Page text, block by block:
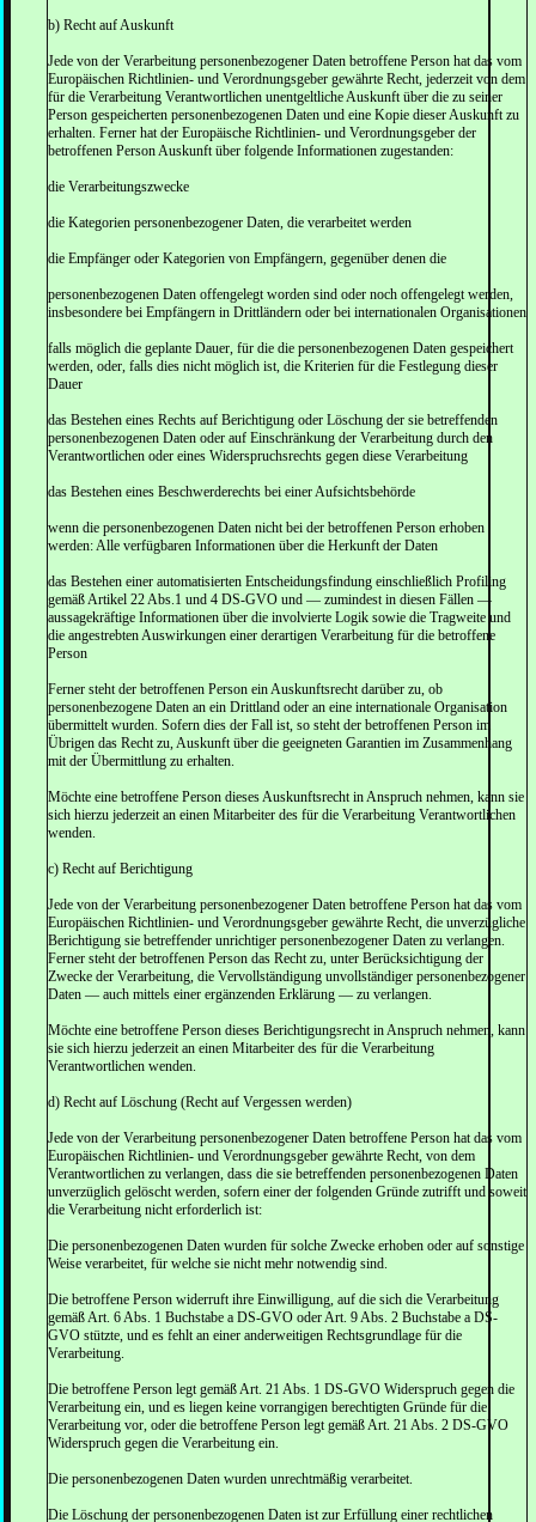
b) Recht auf Auskunft
Jede von der Verarbeitung personenbezogener Daten betroffene Person hat das vom
Europäischen Richtlinien- und Verordnungsgeber gewährte Recht, jederzeit von dem
für die Verarbeitung Verantwortlichen unentgeltliche Auskunft über die zu seiner
Person gespeicherten personenbezogenen Daten und eine Kopie dieser Auskunft zu
erhalten. Ferner hat der Europäische Richtlinien- und Verordnungsgeber der
betroffenen Person Auskunft über folgende Informationen zugestanden:
die Verarbeitungszwecke
die Kategorien personenbezogener Daten, die verarbeitet werden
die Empfänger oder Kategorien von Empfängern, gegenüber denen die
personenbezogenen Daten offengelegt worden sind oder noch offengelegt werden,
insbesondere bei Empfängern in Drittländern oder bei internationalen Organisationen
falls möglich die geplante Dauer, für die die personenbezogenen Daten gespeichert
werden, oder, falls dies nicht möglich ist, die Kriterien für die Festlegung dieser
Dauer
das Bestehen eines Rechts auf Berichtigung oder Löschung der sie betreffenden
personenbezogenen Daten oder auf Einschränkung der Verarbeitung durch den
Verantwortlichen oder eines Widerspruchsrechts gegen diese Verarbeitung
das Bestehen eines Beschwerderechts bei einer Aufsichtsbehörde
wenn die personenbezogenen Daten nicht bei der betroffenen Person erhoben
werden: Alle verfügbaren Informationen über die Herkunft der Daten
das Bestehen einer automatisierten Entscheidungsfindung einschließlich Profiling
gemäß Artikel 22 Abs.1 und 4 DS-GVO und — zumindest in diesen Fällen —
aussagekräftige Informationen über die involvierte Logik sowie die Tragweite und
die angestrebten Auswirkungen einer derartigen Verarbeitung für die betroffene
Person
Ferner steht der betroffenen Person ein Auskunftsrecht darüber zu, ob
personenbezogene Daten an ein Drittland oder an eine internationale Organisation
übermittelt wurden. Sofern dies der Fall ist, so steht der betroffenen Person im
Übrigen das Recht zu, Auskunft über die geeigneten Garantien im Zusammenhang
mit der Übermittlung zu erhalten.
Möchte eine betroffene Person dieses Auskunftsrecht in Anspruch nehmen, kann sie
sich hierzu jederzeit an einen Mitarbeiter des für die Verarbeitung Verantwortlichen
wenden.
c) Recht auf Berichtigung
Jede von der Verarbeitung personenbezogener Daten betroffene Person hat das vom
Europäischen Richtlinien- und Verordnungsgeber gewährte Recht, die unverzügliche
Berichtigung sie betreffender unrichtiger personenbezogener Daten zu verlangen.
Ferner steht der betroffenen Person das Recht zu, unter Berücksichtigung der
Zwecke der Verarbeitung, die Vervollständigung unvollständiger personenbezogener
Daten — auch mittels einer ergänzenden Erklärung — zu verlangen.
Möchte eine betroffene Person dieses Berichtigungsrecht in Anspruch nehmen, kann
sie sich hierzu jederzeit an einen Mitarbeiter des für die Verarbeitung
Verantwortlichen wenden.
d) Recht auf Löschung (Recht auf Vergessen werden)
Jede von der Verarbeitung personenbezogener Daten betroffene Person hat das vom
Europäischen Richtlinien- und Verordnungsgeber gewährte Recht, von dem
Verantwortlichen zu verlangen, dass die sie betreffenden personenbezogenen Daten
unverzüglich gelöscht werden, sofern einer der folgenden Gründe zutrifft und soweit
die Verarbeitung nicht erforderlich ist:
Die personenbezogenen Daten wurden für solche Zwecke erhoben oder auf sonstige
Weise verarbeitet, für welche sie nicht mehr notwendig sind.
Die betroffene Person widerruft ihre Einwilligung, auf die sich die Verarbeitung
gemäß Art. 6 Abs. 1 Buchstabe a DS-GVO oder Art. 9 Abs. 2 Buchstabe a DS-
GVO stützte, und es fehlt an einer anderweitigen Rechtsgrundlage für die
Verarbeitung.
Die betroffene Person legt gemäß Art. 21 Abs. 1 DS-GVO Widerspruch gegen die
Verarbeitung ein, und es liegen keine vorrangigen berechtigten Gründe für die
Verarbeitung vor, oder die betroffene Person legt gemäß Art. 21 Abs. 2 DS-GVO
Widerspruch gegen die Verarbeitung ein.
Die personenbezogenen Daten wurden unrechtmäßig verarbeitet.
Die Löschung der personenbezogenen Daten ist zur Erfüllung einer rechtlichen